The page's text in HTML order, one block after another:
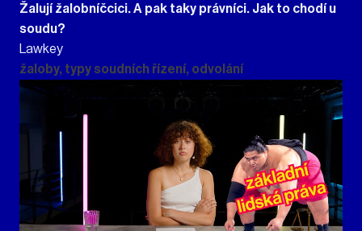
Žalují žalobníčcici. A pak taky právníci. Jak to chodí u
soudu?
Lawkey
žaloby, typy soudních řízení, odvolání